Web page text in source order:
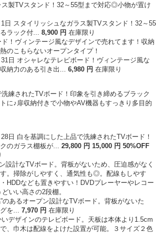
日 スタイリッシュなガラス製TVスタンド！32～55
ラック付... 8,900 円 在庫限り
日 オシャレなテレビボード！ヴィンテージ風な
納力のある引き出... 6,980 円 在庫限り
日 白を基調にした上品で洗練されたTVボード！
のガラス棚板が... 29,800 円 15,000 円 50%OFF
”のあるオープン設計なTVボード。背板がないた
を... 7,970 円 在庫限り